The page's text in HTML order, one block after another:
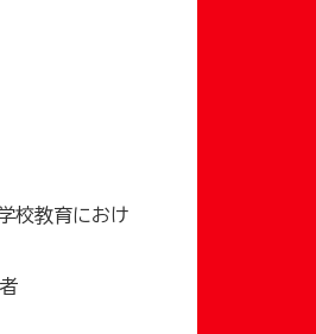
校教育におけ